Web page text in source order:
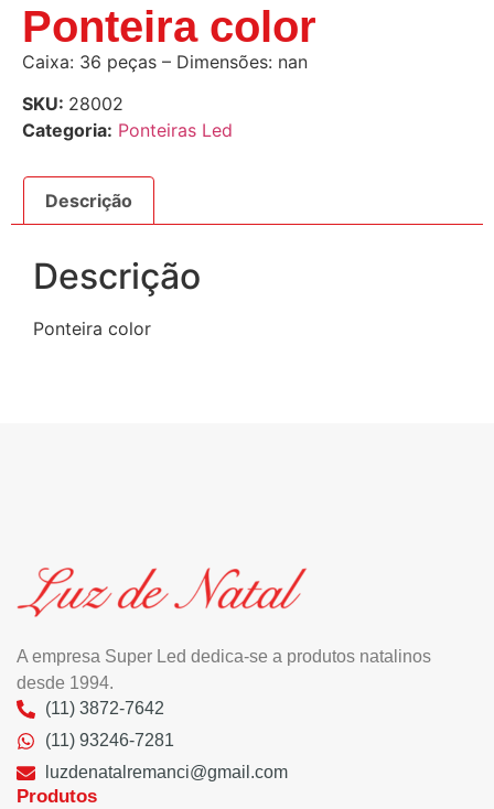
Ponteira color
Caixa: 36 peças – Dimensões: nan
SKU: 28002
Categoria: Ponteiras Led
Descrição
Descrição
Ponteira color
A empresa Super Led dedica-se a produtos natalinos
desde 1994.
(11) 3872-7642
(11) 93246-7281
luzdenatalremanci@gmail.com
Produtos